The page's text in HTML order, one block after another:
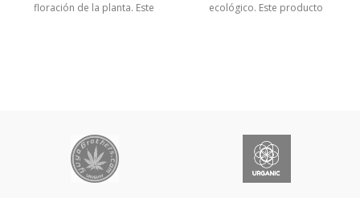
floración de la planta. Este
ecológico. Este producto